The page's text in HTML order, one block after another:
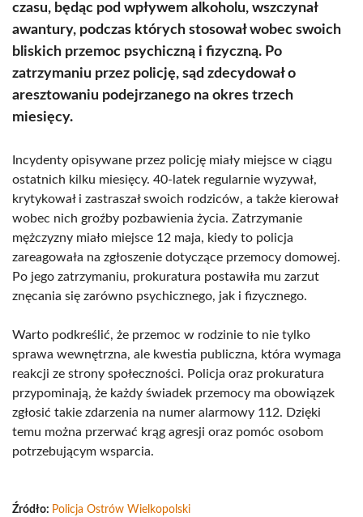
czasu, będąc pod wpływem alkoholu, wszczynał
awantury, podczas których stosował wobec swoich
bliskich przemoc psychiczną i fizyczną. Po
zatrzymaniu przez policję, sąd zdecydował o
aresztowaniu podejrzanego na okres trzech
miesięcy.
Incydenty opisywane przez policję miały miejsce w ciągu
ostatnich kilku miesięcy. 40-latek regularnie wyzywał,
krytykował i zastraszał swoich rodziców, a także kierował
wobec nich groźby pozbawienia życia. Zatrzymanie
mężczyzny miało miejsce 12 maja, kiedy to policja
zareagowała na zgłoszenie dotyczące przemocy domowej.
Po jego zatrzymaniu, prokuratura postawiła mu zarzut
znęcania się zarówno psychicznego, jak i fizycznego.
Warto podkreślić, że przemoc w rodzinie to nie tylko
sprawa wewnętrzna, ale kwestia publiczna, która wymaga
reakcji ze strony społeczności. Policja oraz prokuratura
przypominają, że każdy świadek przemocy ma obowiązek
zgłosić takie zdarzenia na numer alarmowy 112. Dzięki
temu można przerwać krąg agresji oraz pomóc osobom
potrzebującym wsparcia.
Źródło: Policja Ostrów Wielkopolski